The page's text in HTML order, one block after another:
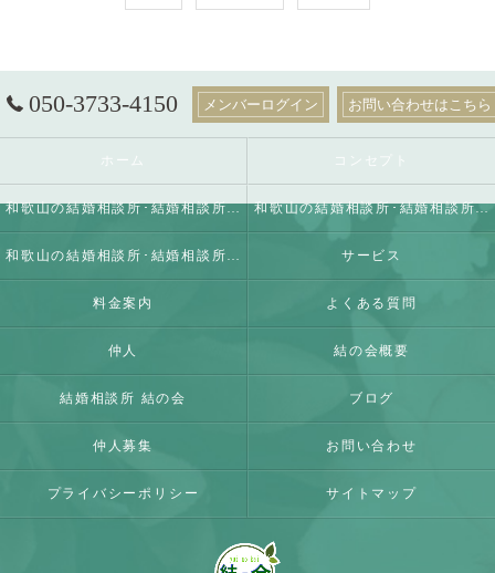
050-3733-4150 メンバーログイン お問い合わせはこちら
ホーム コンセプト
和歌山の結婚相談所･結婚相談所 結の会の口コミ情報 和歌山の結婚相談所･結婚相談所 結の会の評判
和歌山の結婚相談所･結婚相談所 結の会のお客様の声 サービス
料金案内 よくある質問
仲人 結の会概要
結婚相談所 結の会 ブログ
仲人募集 お問い合わせ
プライバシーポリシー サイトマップ